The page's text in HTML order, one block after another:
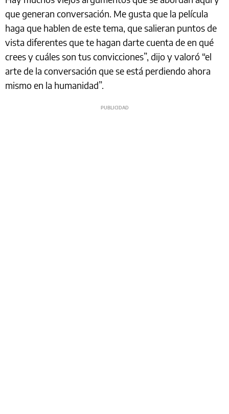
que generan conversación. Me gusta que la película
haga que hablen de este tema, que salieran puntos de
vista diferentes que te hagan darte cuenta de en qué
crees y cuáles son tus convicciones”, dijo y valoró “el
arte de la conversación que se está perdiendo ahora
mismo en la humanidad”.